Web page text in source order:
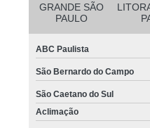
GRANDE SÃO
PAULO
ABC Paulista
São Bernardo do Campo
São Caetano do Sul
Aclimação